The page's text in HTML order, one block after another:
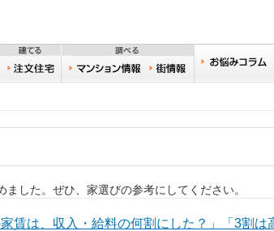
・中古物件購入
購入
建て
土地 注文住宅 おうちリサーチ住みやすい街
した。ぜひ、家選びの参考にしてください。
家賃は、収入・給料の何割にした？」「3割は